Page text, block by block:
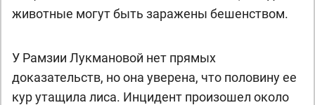
животные могут быть заражены бешенством.
У Рамзии Лукмановой нет прямых
доказательств, но она уверена, что половину ее
кур утащила лиса. Инцидент произошел около